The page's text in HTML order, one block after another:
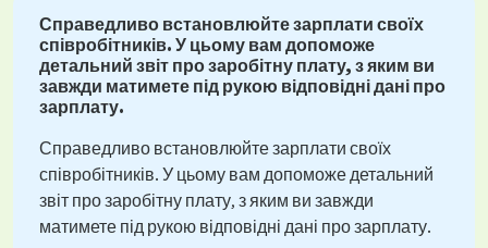
Справедливо встановлюйте зарплати своїх
співробітників. У цьому вам допоможе
детальний звіт про заробітну плату, з яким ви
завжди матимете під рукою відповідні дані про
зарплату.
Справедливо встановлюйте зарплати своїх
співробітників. У цьому вам допоможе детальний
звіт про заробітну плату, з яким ви завжди
матимете під рукою відповідні дані про зарплату.